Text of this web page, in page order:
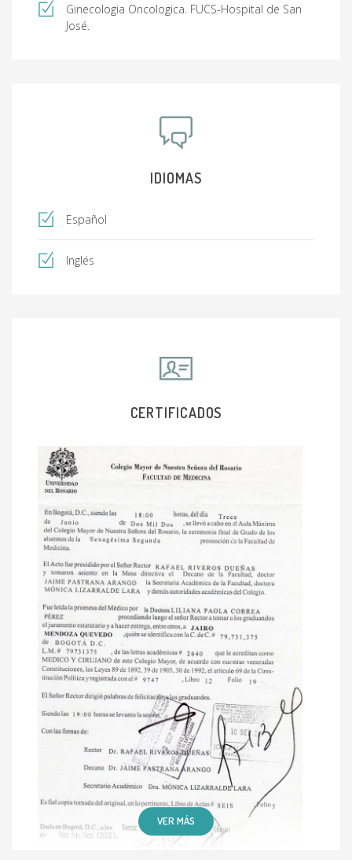
Ginecologia Oncologica. FUCS-Hospital de San
José.
IDIOMAS
Español
Inglés
CERTIFICADOS
VER MÁS